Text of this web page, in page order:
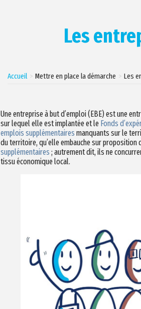
Les
Accueil Mettre en place la démarche Les
Une entreprise à but d’emploi (EBE) est une
sur lequel elle est implantée et le Fonds
emplois supplémentaires manquants sur le
du territoire, qu’elle embauche sur proposition
supplémentaires ; autrement dit, ils ne
tissu économique local.